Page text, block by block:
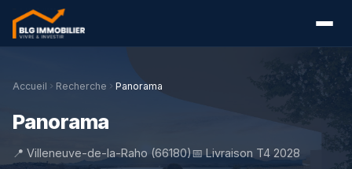
Accueil Recherche Panorama
Panorama
📍 Villeneuve-de-la-Raho (66180)📅 Livraison T4 2028